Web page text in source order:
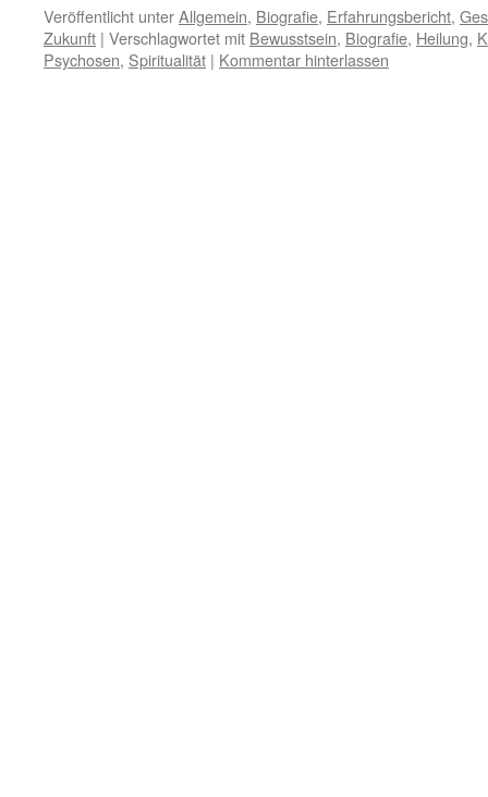
Veröffentlicht unterAllgemein, Biografie, Erfahrungsbericht,
Zukunft | Verschlagwortet mit Bewusstsein, Biografie, Heilung,
Psychosen, Spiritualität | Kommentar hinterlassen